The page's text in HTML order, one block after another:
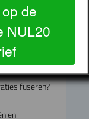
als
fuseren?
en
de
NUL20